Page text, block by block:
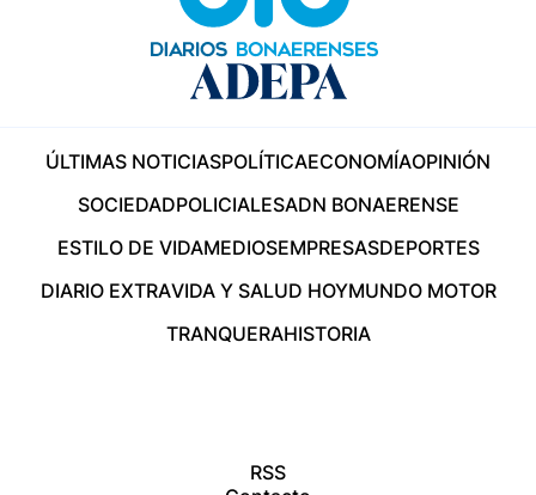
ÚLTIMAS NOTICIASPOLÍTICAECONOMÍAOPINIÓN
SOCIEDADPOLICIALESADN BONAERENSE
ESTILO DE VIDAMEDIOSEMPRESASDEPORTES
DIARIO EXTRAVIDA Y SALUD HOYMUNDO MOTOR
TRANQUERAHISTORIA
RSS